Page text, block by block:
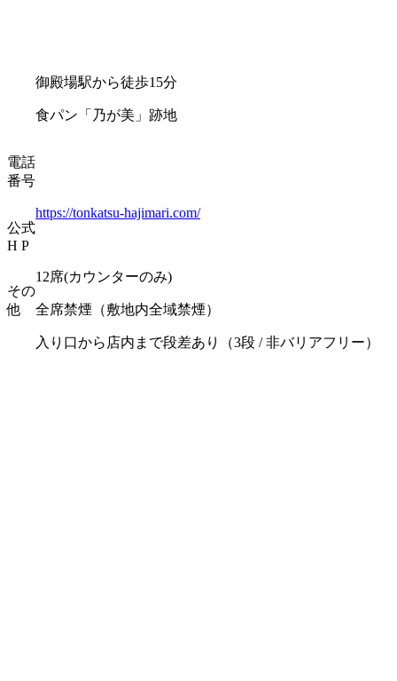
御殿場駅から徒歩15分
食パン「乃が美」跡地
電話
番号
公式
H P
https://tonkatsu-hajimari.com/
その
他
12席(カウンターのみ)
全席禁煙（敷地内全域禁煙）
入り口から店内まで段差あり（3段 / 非バリアフリー）